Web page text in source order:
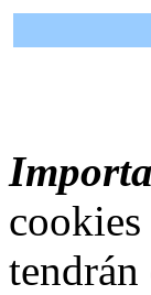
tendrán